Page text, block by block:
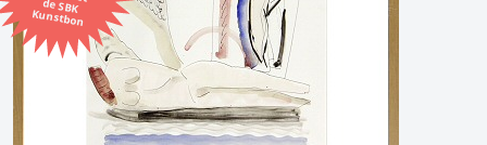
Kunstbon